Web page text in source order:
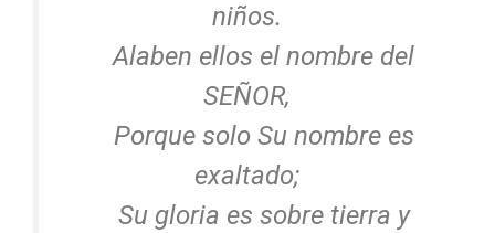
niños.
Alaben ellos el nombre del
SEÑOR,
Porque solo Su nombre es
exaltado;
Su gloria es sobre tierra y